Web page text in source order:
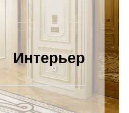
Интерьер